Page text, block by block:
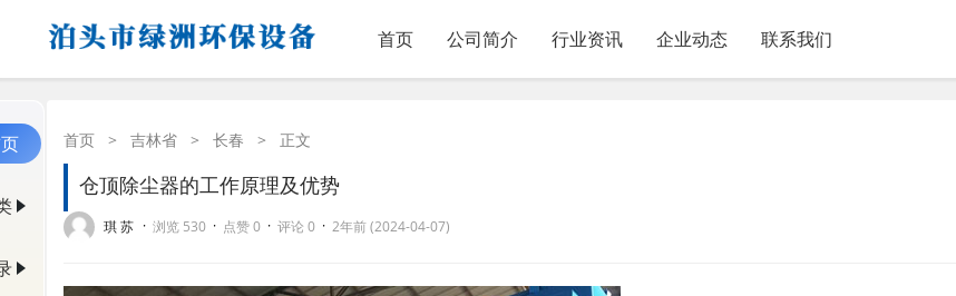
首页 公司简介 行业资讯 企业动态 联系我们
首页 > 吉林省 > 长春 > 正文
仓顶除尘器的工作原理及优势
琪 苏 · 浏览 530 · 点赞 0 · 评论 0 · 2年前 (2024-04-07)